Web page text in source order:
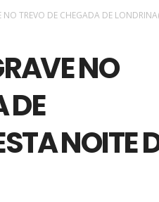
NO TREVO DE CHEGADA DE
NO
DE
NOITE